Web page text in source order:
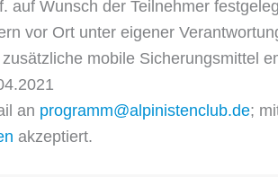
auf Wunsch der Teilnehmer
vor Ort unter eigener
mobile Sicherungsmittel
an programm@alpinistenclub.de;
akzeptiert.